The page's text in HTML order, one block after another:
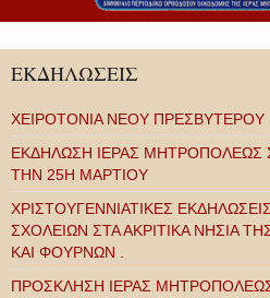
ΕΚΔΗΛΩΣΕΙΣ
ΧΕΙΡΟΤΟΝΙΑ ΝΕΟΥ ΠΡΕΣΒΥΤΕΡΟΥ
ΕΚΔΗΛΩΣΗ ΙΕΡΑΣ ΜΗΤΡΟΠΟΛΕΩΣ
ΤΗΝ 25Η ΜΑΡΤΙΟΥ
ΧΡΙΣΤΟΥΓΕΝΝΙΑΤΙΚΕΣ
ΣΧΟΛΕΙΩΝ ΣΤΑ ΑΚΡΙΤΙΚΑ ΝΗΣΙΑ
ΚΑΙ ΦΟΥΡΝΩΝ .
ΠΡΟΣΚΛΗΣΗ ΙΕΡΑΣ